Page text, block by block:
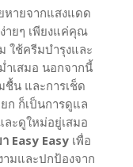
หายจากแสงแดด
ายๆ เพียงแค่คุณ
ใช้ครีมบำรุงและ
ำเสมอ นอกจากนี้
น และการเช็ด
ก ก็เป็นการดูแล
ละดูใหม่อยู่เสมอ
Easy Easyเพื่อ
ามและปกป้องจาก